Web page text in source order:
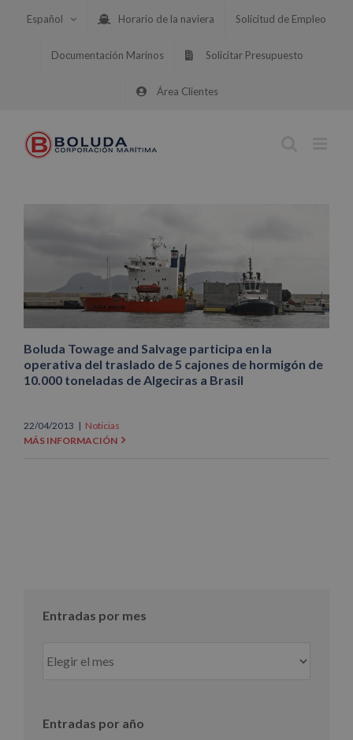
Español Horario de la naviera Solicitud de Empleo
Documentación Marinos Solicitar Presupuesto
Área Clientes
Boluda Towage and Salvage participa en la
operativa del traslado de 5 cajones de hormigón de
10.000 toneladas de Algeciras a Brasil
22/04/2013 | Noticias
MÁS INFORMACIÓN
Entradas por mes
por
Entradas por año